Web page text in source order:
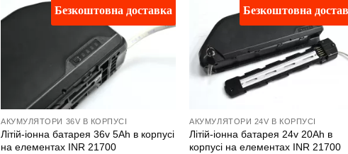
Безкоштовна доставка
Додати
АКУМУЛЯТОРИ 36V В КОРПУСІ
Літій-іонна батарея 36v 5Ah в корпусі
на елементах INR 21700
Безкоштовна
до
списку
АКУМУЛЯТОРИ 24V В КОРПУСІ
Літій-іонна батарея 24v 20Ah в
корпусі на елементах INR 21700